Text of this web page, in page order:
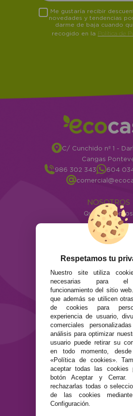
Me gustaría recibir
novedades y tendencias
darme de baja cuando
recogido en la Política de
C/ Cunchido nº 1 -
Cangas
986 302 343
604
NOSOTROS
Quiénes somos
Info
ATENCIÓN AL
Envíos y
Preguntas
Contacto
SEGURIDAD Y
Términos y
Política de
Política de
Respetamos tu
Nuestro site utiliza
necesarias para el
funcionamiento del sitio
que además se utilicen
de cookies para
experiencia de usuario,
comerciales
análisis para optimizar
usuario puede retirar su
en todo momento,
«Política de cookies».
aceptar todas las cookies
botón Aceptar y Cerrar.
rechazarlas todas o
de las cookies
Configuración.